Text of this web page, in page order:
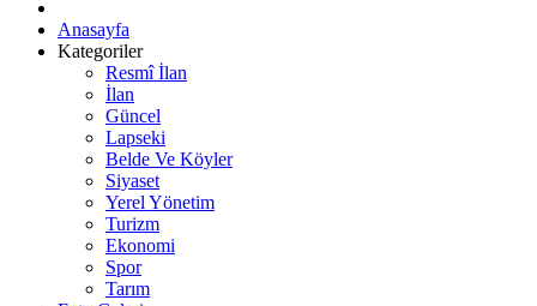
Anasayfa
Kategoriler
Resmî İlan
İlan
Güncel
Lapseki
Belde Ve Köyler
Siyaset
Yerel Yönetim
Turizm
Ekonomi
Spor
Tarım